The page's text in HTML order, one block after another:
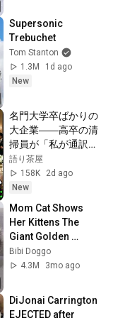
Supersonic
Trebuchet
Tom Stanton
1.3M
1d ago
New
名門大学卒ばかりの
大企業――高卒の清
掃員が「私が通訳い
たします」と財閥会
長に告げた瞬間、全
員が嘲笑した。しか
静まり返った。#動
エピソード#老後の
物語 #家族の物語
語り茶屋
158K
2d ago
New
Mom Cat Shows
Her Kittens The
Giant Golden
Retriever Is Safe
Bibi Doggo
4.3M
3mo ago
DiJonai Carrington
EJECTED after